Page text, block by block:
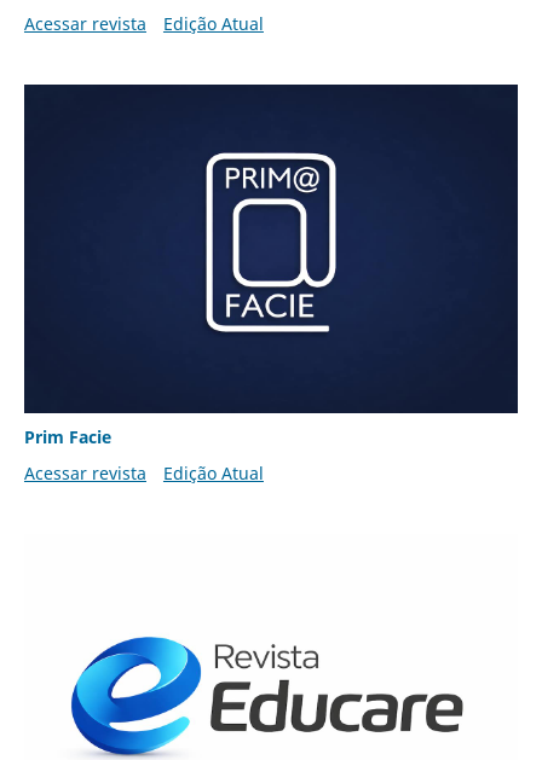
Acessar revista
Edição Atual
Prim Facie
Acessar revista
Edição Atual